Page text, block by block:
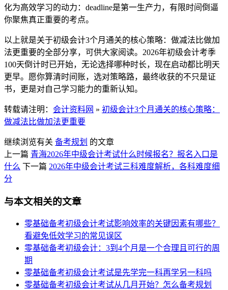
化为高效学习的动力：deadline是第一生产力，有限时间倒逼
你聚焦真正重要的考点。
以上就是关于初级会计3个月通关的核心策略：做减法比做加
法更重要的全部分享，可供大家阅读。2026年初级会计考季
100天倒计时已开始，无论选择哪种时长，现在启动都比明天
更早。愿你算清时间账，选对策略路，最终收获的不只是证
书，更是对自己学习能力的重新认知。
转载请注明： 会计资料网 » 初级会计3个月通关的核心策略：
做减法比做加法更重要
继续浏览有关 备考规划 的文章
上一篇 青海2026年中级会计考试什么时候报名？报名入口是
什么 下一篇 2026年中级会计考试三科难度解析，各科难度细
分
与本文相关的文章
零基础备考初级会计考试影响效率的关键因素有哪些？
看避免低效学习的常见误区
零基础备考初级会计：3到4个月是一个合理且可行的周
期
零基础备考初级会计考试是先学完一科再学另一科吗
零基础备考初级会计考试从几月开始？怎么备考规划